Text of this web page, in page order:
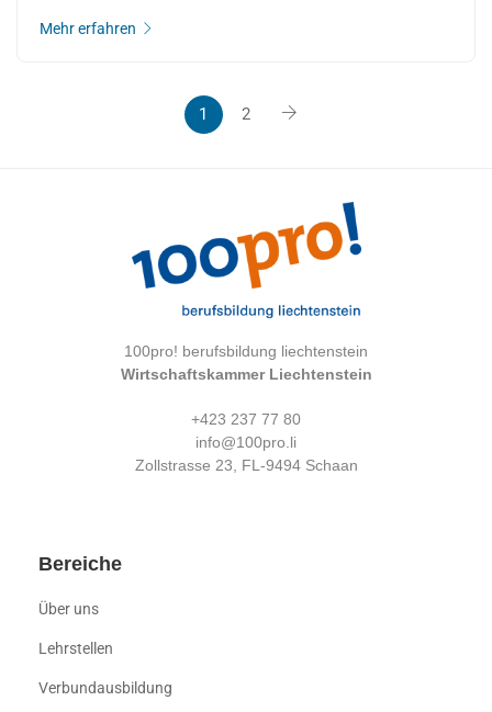
Mehr erfahren
1 2
100pro! berufsbildung liechtenstein
Wirtschaftskammer Liechtenstein
+423 237 77 80
info@100pro.li
Zollstrasse 23, FL-9494 Schaan
Bereiche
Über uns
Lehrstellen
Verbundausbildung